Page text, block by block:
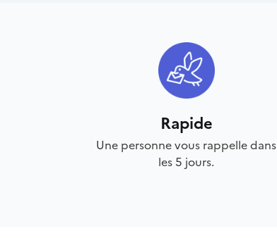
Rapide
Une personne vous rappelle dans
les 5 jours.